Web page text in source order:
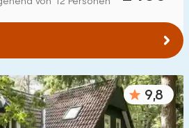
(max. km):
2 5
9,8